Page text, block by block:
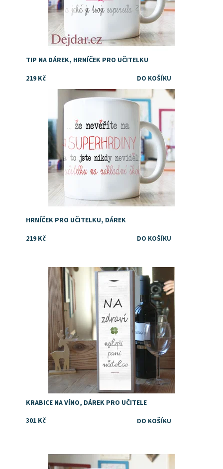
TIP NA DÁREK, HRNÍČEK PRO UČITELKU
219 Kč
Dostupnost:
Skladem
HRNÍČEK PRO UČITELKU, DÁREK
219 Kč
Dostupnost: Skladem
KRABICE NA VÍNO, DÁREK PRO UČITELE
301 Kč
Dostupnost: Skladem